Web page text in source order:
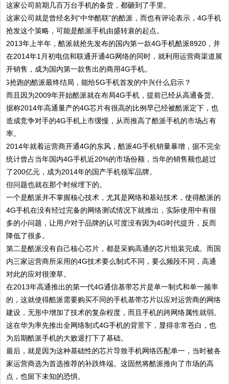
这家公司前期几百万台手机的备货，都砸到了手里。
这家公司就是曾经名列“中华酷联”的酷派，而也有评论表示，4G手机
抢发这个策略，可能是酷派手机由盛转衰的起点。
2013年上半年，酷派就抢先发布的国内第一款4G手机酷派8920，并
在2014年1月初电信和联通开通4G网络的同时，就利用运营商渠道展
开销售，成为国内第一款售出的商用4G手机。
而且因为2009年开始酷派就在布局4G手机，提前已经从高通备货。
据称2014年高通量产的4G芯片有很高的比例早已经被酷派定下，也
造成竞争对手的4G手机上市缓慢，从而推高了酷派手机的市场占有
率。
2014年就着运营商开通4G的东风，酷派4G手机销量暴增，据不完全
统计曾占当年国内4G手机近20%的市场份额，当年的销售额也超过
了200亿元，成为2014年的国产手机领军品牌。
但问题也就在那个时候埋下的。
一个是酷派并不掌握核心技术，尤其是网络和基站技术，使得酷派的
4G手机在没有经过完备的网络测试情况下就推出，实际使用中有很
多的小问题，让用户对于品牌的认可度没有因为4G时代提升，反而
降低了很多。
第二是酷派没有自己核心芯片，都是采购高通的芯片组装完成。而国
内三家运营商所采用的4G技术要么制式不同，要么频段不同，高通
对此的应对很潦草。
在2013年高通推出的第一代4G通信基带芯片是单一制式和单一频率
的，这就使得酷派需要购买不同的手机基带芯片以应对运营商的网络
建设，无形中增加了技术的复杂程度，而且手机的跨网络属性就弱。
这在华为率先推出全网络制式4G手机的背景下，显得非常苍白，也
为后期酷派手机的大败退打下了基础。
最后，就是因为这种基础性的芯片导致手机网络匹配单一，当时被各
家运营商选为首选推荐的补跌终端。这固然将酷派推向了市场的高
点，也留下未知的恐惧。